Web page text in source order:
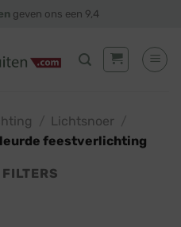
geven ons een 9,4
Lichtsnoer
feestverlichting
FILTERS